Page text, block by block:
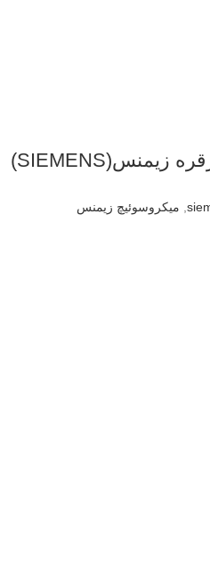
میکروسوئیچ یکطرف قرقره زیمنس(SIEMENS)
میکروسوئیچ زیمنس